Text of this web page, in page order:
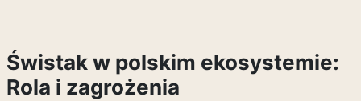
Świstak w polskim ekosystemie:
Rola i zagrożenia